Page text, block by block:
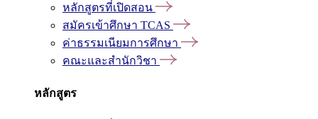
หลักสูตรที่เปิดสอน
สมัครเข้าศึกษา TCAS
ค่าธรรมเนียมการศึกษา
คณะและสำนักวิชา
หลักสูตร